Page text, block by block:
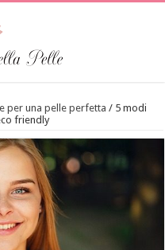
per una pelle perfetta / 5 modi
friendly